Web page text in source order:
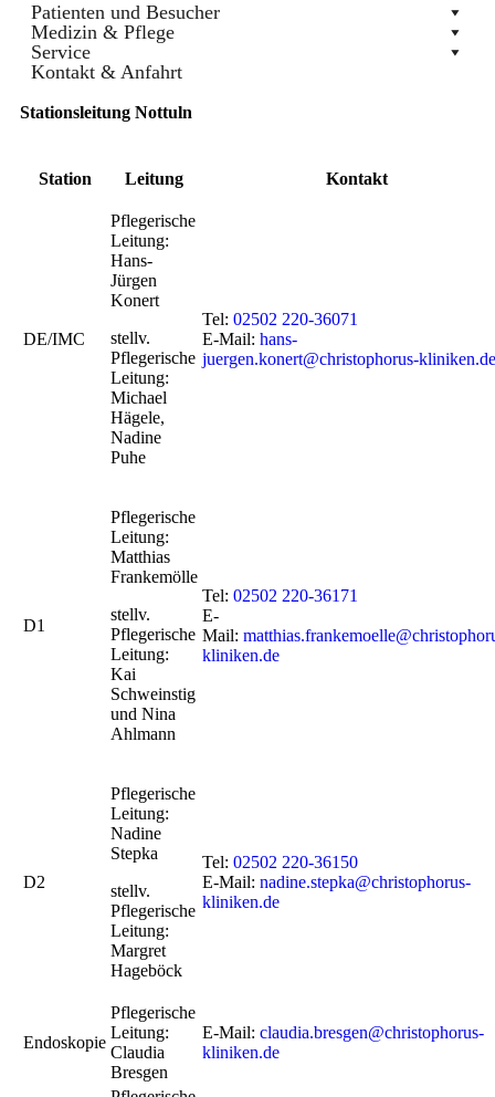
Patienten und Besucher
Medizin & Pflege
Service
Kontakt & Anfahrt
Stationsleitung Nottuln
Station Leitung Kontakt
DE/IMC
Pflegerische
Leitung:
Hans-
Jürgen
Konert
stellv.
Pflegerische
Leitung:
Michael
Hägele,
Nadine
Puhe
Tel: 02502 220-36071
E-Mail: hans-
juergen.konert@christophorus-kliniken.de
D1
Pflegerische
Leitung:
Matthias
Frankemölle
stellv.
Pflegerische
Leitung:
Kai
Schweinstig
und Nina
Ahlmann
Tel: 02502 220-36171
E-
Mail:
kliniken.de
D2
Pflegerische
Leitung:
Nadine
Stepka
stellv.
Pflegerische
Leitung:
Margret
Hageböck
Tel: 02502 220-36150
E-Mail: nadine.stepka@christophorus-
kliniken.de
Endoskopie
Pflegerische
Leitung:
Claudia
Bresgen
E-Mail: claudia.bresgen@christophorus-
kliniken.de